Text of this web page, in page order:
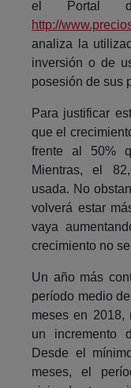
el Portal
http://
analiza la
inversión o de
posesión de sus
Para justificar
que el
frente al 50%
Mientras, el
usada. No
volverá estar
vaya
crecimiento no
Un año más
período medio
meses en 2018,
un incremento
Desde el
meses, el